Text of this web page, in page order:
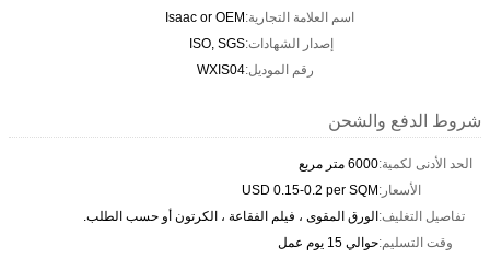
اسم العلامة التجارية:Isaac or OEM
إصدار الشهادات:ISO, SGS
رقم الموديل:WXIS04
شروط الدفع والشحن
الحد الأدنى لكمية:6000 متر مربع
الأسعار:USD 0.15-0.2 per SQM
تفاصيل التغليف:الورق المقوى ، فيلم الفقاعة ، الكرتون أو حسب الطلب.
وقت التسليم:حوالي 15 يوم عمل